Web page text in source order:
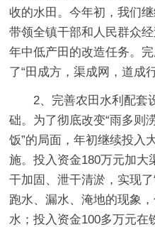
收的水田。今年初，我们
带领全镇干部和人民群众
年中低产田的改造任务。
了“田成方，渠成网，道成
2、完善农田水利配套
础。为了彻底改变“雨多则
饭”的局面，年初继续投入
施。投入资金180万元加大
干加固、泄干清淤，实现
跑水、漏水、淹地的现象
水；投入资金100多万元在